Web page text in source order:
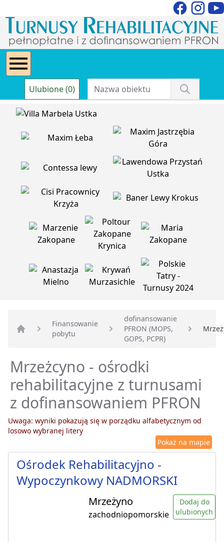
Ulubione (0)
Strona główna
Finansowanie
pobytu
dofinansowanie
PFRON (MOPS,
GOPS, PCPR)
Mrzeżcyno - ośrodki
rehabilitacyjne z turnusami
z dofinansowaniem PFRON
Uwaga: wyniki pokazują się w porządku alfabetycznym od
losowo wybranej litery
Pokaż na mapie
Ośrodek Rehabilitacyjno -
Wypoczynkowy NADMORSKI
Mrzeżyno
zachodniopomorskie
Dodaj do
ulubionych